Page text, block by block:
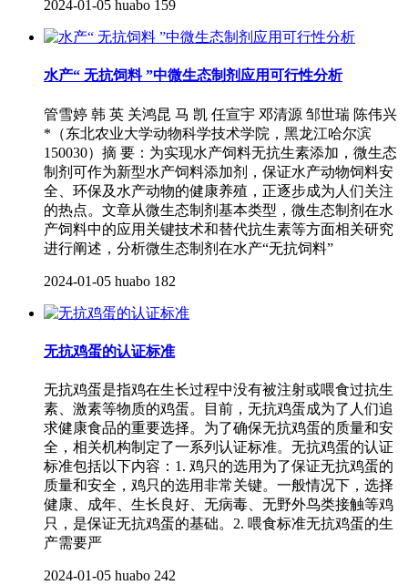
2024-01-05 huabo 159
水产“ 无抗饲料 ”中微生态制剂应用可行性分析
管雪婷 韩 英 关鸿昆 马 凯 任宣宇 邓清源 邹世瑞 陈伟兴
*（东北农业大学动物科学技术学院，黑龙江哈尔滨
150030）摘 要：为实现水产饲料无抗生素添加，微生态
制剂可作为新型水产饲料添加剂，保证水产动物饲料安
全、环保及水产动物的健康养殖，正逐步成为人们关注
的热点。文章从微生态制剂基本类型，微生态制剂在水
产饲料中的应用关键技术和替代抗生素等方面相关研究
进行阐述，分析微生态制剂在水产“无抗饲料”
2024-01-05 huabo 182
无抗鸡蛋的认证标准
无抗鸡蛋是指鸡在生长过程中没有被注射或喂食过抗生
素、激素等物质的鸡蛋。目前，无抗鸡蛋成为了人们追
求健康食品的重要选择。为了确保无抗鸡蛋的质量和安
全，相关机构制定了一系列认证标准。无抗鸡蛋的认证
标准包括以下内容：1. 鸡只的选用为了保证无抗鸡蛋的
质量和安全，鸡只的选用非常关键。一般情况下，选择
健康、成年、生长良好、无病毒、无野外鸟类接触等鸡
只，是保证无抗鸡蛋的基础。2. 喂食标准无抗鸡蛋的生
产需要严
2024-01-05 huabo 242